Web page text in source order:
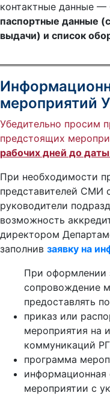
контактные данные
паспортные данные
выдачи) и список
мероприятий
Убедительно просим
предстоящих
рабочих дней до
При необходимости
представителей СМИ
руководители
возможность
директором
заполнив заявку на
При оформлении
сопровождение
предоставлять
приказ или
мероприятия на
коммуникаций
программа
информационная
мероприятии с